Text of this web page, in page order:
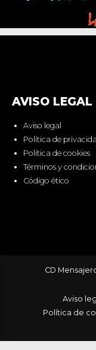
AVISO LEGAL
Aviso legal
Política de
Política de cookies
Términos y
Código ético
CD
Aviso
Política de